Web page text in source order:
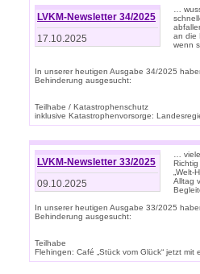
LVKM-Newsletter 34/2025
17.10.2025
…
an die
wenn
In unserer heutigen Ausgabe 34/2025
Behinderung ausgesucht:
Teilhabe / Katastrophenschutz
inklusive Katastrophenvorsorge:
LVKM-Newsletter 33/2025
09.10.2025
…
Alltag
In unserer heutigen Ausgabe 33/2025
Behinderung ausgesucht:
Teilhabe
Flehingen: Café „Stück vom Glück“ jetzt mit